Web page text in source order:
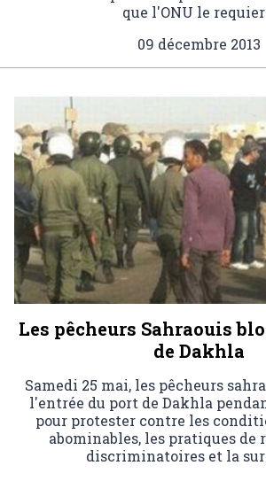
que l'ONU le
09 décembre 2013
Les pêcheurs Sahraouis
de Dakhla
Samedi 25 mai, les pêcheurs
l'entrée du port de Dakhla
pour protester contre les
abominables, les pratiques de
discriminatoires et la